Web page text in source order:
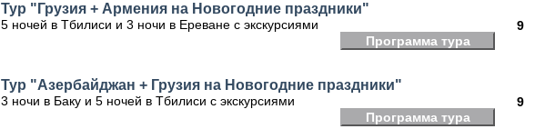
Тур "Грузия + Армения на Новогодние праздники"
5 ночей в Тбилиси и 3 ночи в Ереване с экскурсиями
Программа тура
9
Тур "Азербайджан + Грузия на Новогодние праздники"
3 ночи в Баку и 5 ночей в Тбилиси с экскурсиями
Программа тура
9